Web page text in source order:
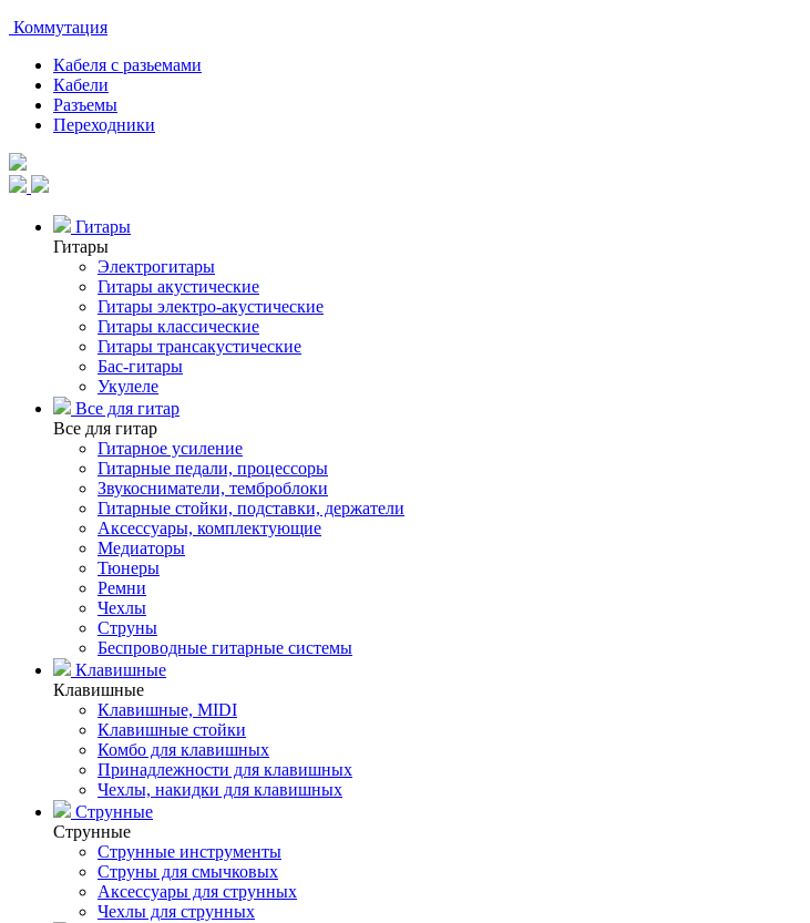
Коммутация
Кабеля с разьемами
Кабели
Разъемы
Переходники
Гитары
Гитары
Электрогитары
Гитары акустические
Гитары электро-акустические
Гитары классические
Гитары трансакустические
Бас-гитары
Укулеле
Все для гитар
Все для гитар
Гитарное усиление
Гитарные педали, процессоры
Звукосниматели, темброблоки
Гитарные стойки, подставки, держатели
Аксессуары, комплектующие
Медиаторы
Тюнеры
Ремни
Чехлы
Струны
Беспроводные гитарные системы
Клавишные
Клавишные
Клавишные, MIDI
Клавишные стойки
Комбо для клавишных
Принадлежности для клавишных
Чехлы, накидки для клавишных
Струнные
Струнные
Струнные инструменты
Струны для смычковых
Аксессуары для струнных
Чехлы для струнных